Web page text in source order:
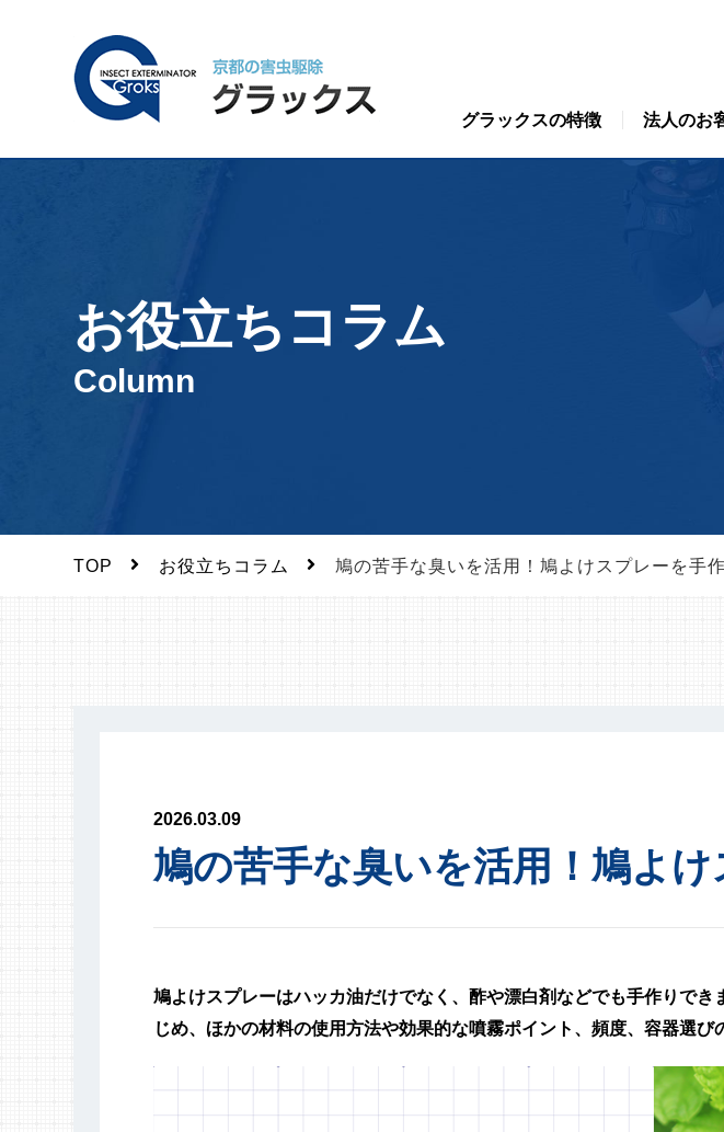
グラックスの特徴 法人のお
お役立ちコラム
Column
TOP お役立ちコラム 鳩の苦手な臭いを活用！鳩よけスプレーを手
2026.03.09
鳩の苦手な臭いを活用！鳩よ
鳩よけスプレーはハッカ油だけでなく、酢や漂白剤などでも手作りで
じめ、ほかの材料の使用方法や効果的な噴霧ポイント、頻度、容器選び